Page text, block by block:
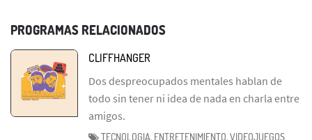
PROGRAMAS RELACIONADOS
CLIFFHANGER
Dos despreocupados mentales hablan de
todo sin tener ni idea de nada en charla entre
amigos.
TECNOLOGIA, ENTRETENIMIENTO, VIDEOJUEGOS